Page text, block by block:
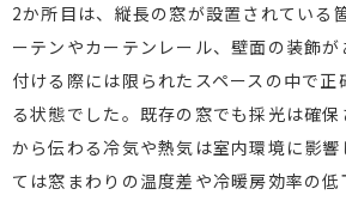
2か所目は、縦長の窓が設置されている
ーテンやカーテンレール、壁面の装飾
付ける際には限られたスペースの中で
る状態でした。既存の窓でも採光は確
から伝わる冷気や熱気は室内環境に影
ては窓まわりの温度差や冷暖房効率の